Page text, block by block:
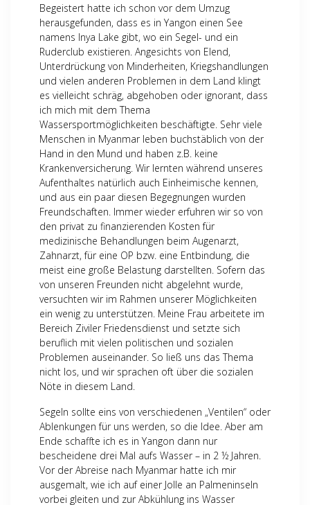
Begeistert hatte ich schon vor dem Umzug
herausgefunden, dass es in Yangon einen See
namens Inya Lake gibt, wo ein Segel- und ein
Ruderclub existieren. Angesichts von Elend,
Unterdrückung von Minderheiten, Kriegshandlungen
und vielen anderen Problemen in dem Land klingt
es vielleicht schräg, abgehoben oder ignorant, dass
ich mich mit dem Thema
Wassersportmöglichkeiten beschäftigte. Sehr viele
Menschen in Myanmar leben buchstäblich von der
Hand in den Mund und haben z.B. keine
Krankenversicherung. Wir lernten während unseres
Aufenthaltes natürlich auch Einheimische kennen,
und aus ein paar diesen Begegnungen wurden
Freundschaften. Immer wieder erfuhren wir so von
den privat zu finanzierenden Kosten für
medizinische Behandlungen beim Augenarzt,
Zahnarzt, für eine OP bzw. eine Entbindung, die
meist eine große Belastung darstellten. Sofern das
von unseren Freunden nicht abgelehnt wurde,
versuchten wir im Rahmen unserer Möglichkeiten
ein wenig zu unterstützen. Meine Frau arbeitete im
Bereich Ziviler Friedensdienst und setzte sich
beruflich mit vielen politischen und sozialen
Problemen auseinander. So ließ uns das Thema
nicht los, und wir sprachen oft über die sozialen
Nöte in diesem Land.
Segeln sollte eins von verschiedenen „Ventilen“ oder
Ablenkungen für uns werden, so die Idee. Aber am
Ende schaffte ich es in Yangon dann nur
bescheidene drei Mal aufs Wasser – in 2 ½ Jahren.
Vor der Abreise nach Myanmar hatte ich mir
ausgemalt, wie ich auf einer Jolle an Palmeninseln
vorbei gleiten und zur Abkühlung ins Wasser